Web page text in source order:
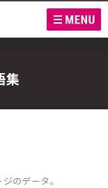
集
のデータ。